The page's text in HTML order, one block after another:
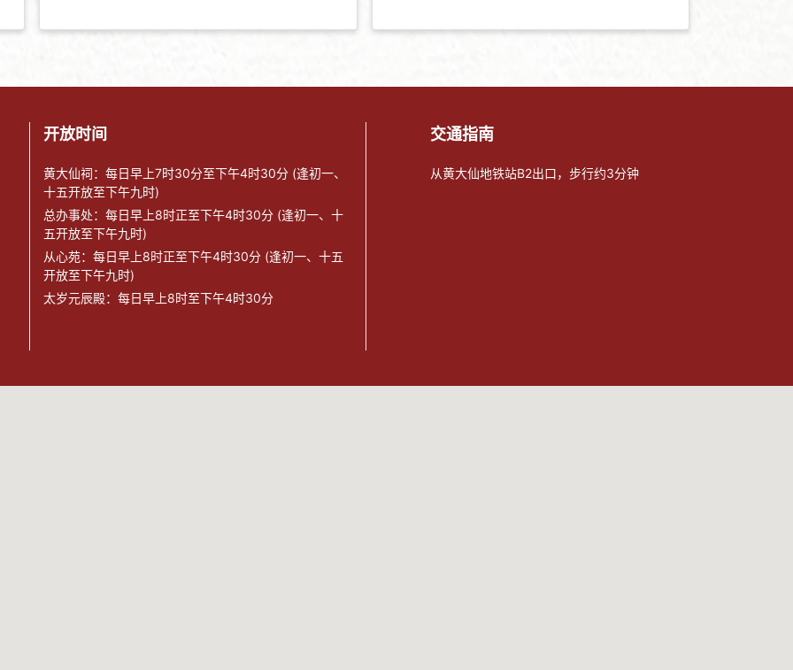
开放时间
黄大仙祠：每日早上7时30分至下午4时30分 (逢初一、
十五开放至下午九时)
总办事处：每日早上8时正至下午4时30分 (逢初一、十
五开放至下午九时)
从心苑：每日早上8时正至下午4时30分 (逢初一、十五
开放至下午九时)
太岁元辰殿：每日早上8时至下午4时30分
交通指南
从黄大仙地铁站B2出口，步行约3分钟